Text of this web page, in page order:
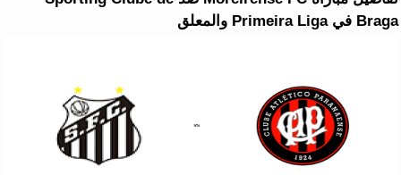
Braga في Primeira Liga والمعلق